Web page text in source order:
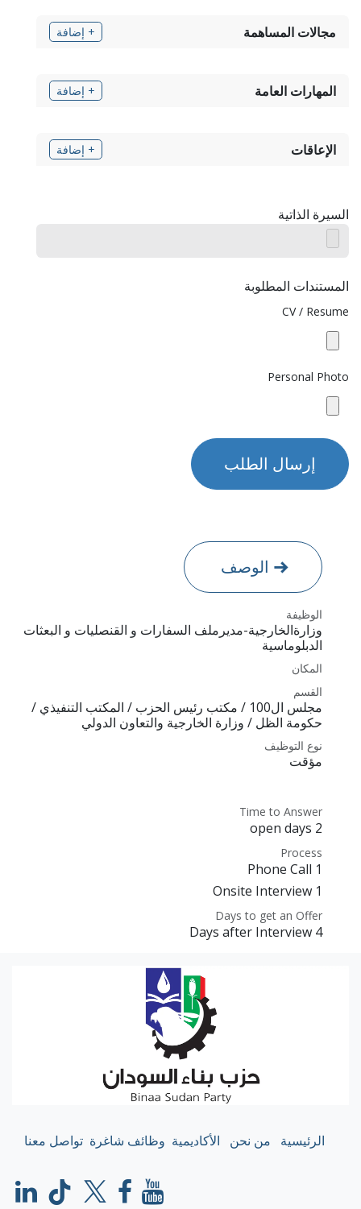
مجالات المساهمة + إضافة
المهارات العامة + إضافة
الإعاقات + إضافة
السيرة الذاتية
المستندات المطلوبة
CV / Resume
Personal Photo
إرسال الطلب
الوصف
الوظيفة
وزارةالخارجية-مديرملف السفارات و القنصليات و البعثات
الدبلوماسية
المكان
القسم
مجلس ال100 / مكتب رئيس الحزب / المكتب التنفيذي /
حكومة الظل / وزارة الخارجية والتعاون الدولي
نوع التوظيف
مؤقت
Time to Answer
2 open days
Process
1 Phone Call
1 Onsite Interview
Days to get an Offer
4 Days after Interview
الرئيسية من نحن الأكاديمية وظائف شاغرة تواصل معنا